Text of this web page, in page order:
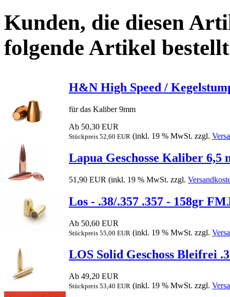
Kunden, die diesen
folgende Artikel
H&N High Speed /
für das Kaliber 9mm
Ab 50,30 EUR
Stückpreis 52,60 EUR (inkl. 19 % MwSt. zzgl.
Lapua Geschosse Kaliber 6,5
51,90 EUR (inkl. 19 % MwSt. zzgl.
Los - .38/.357 .357 - 158gr
Ab 50,60 EUR
Stückpreis 55,00 EUR (inkl. 19 % MwSt. zzgl.
LOS Solid Geschoss Bleifrei
Ab 49,20 EUR
Stückpreis 53,40 EUR (inkl. 19 % MwSt. zzgl.